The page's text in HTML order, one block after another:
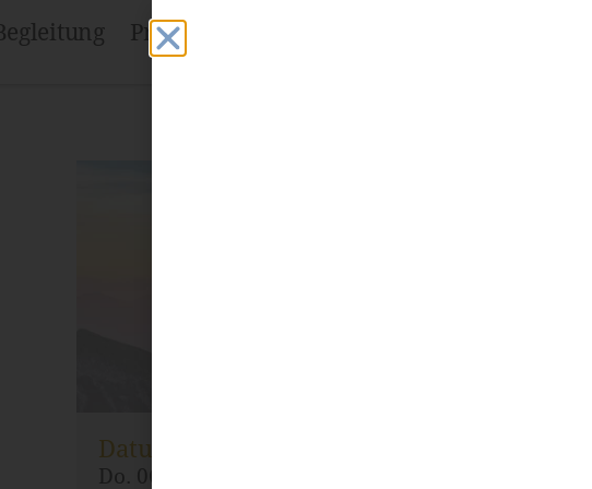
Projekte
Datum und Uhrzeit
Do. 06.03. bis Do. 10.04.2025